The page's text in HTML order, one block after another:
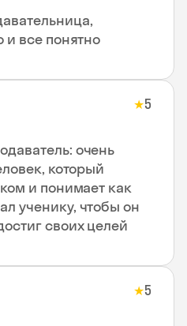
и все понятно
★5
очень
который
и понимает как
ученику, чтобы он
своих целей
★5